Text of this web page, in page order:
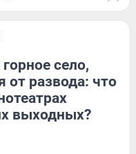
село,
от развода: что
выходных?